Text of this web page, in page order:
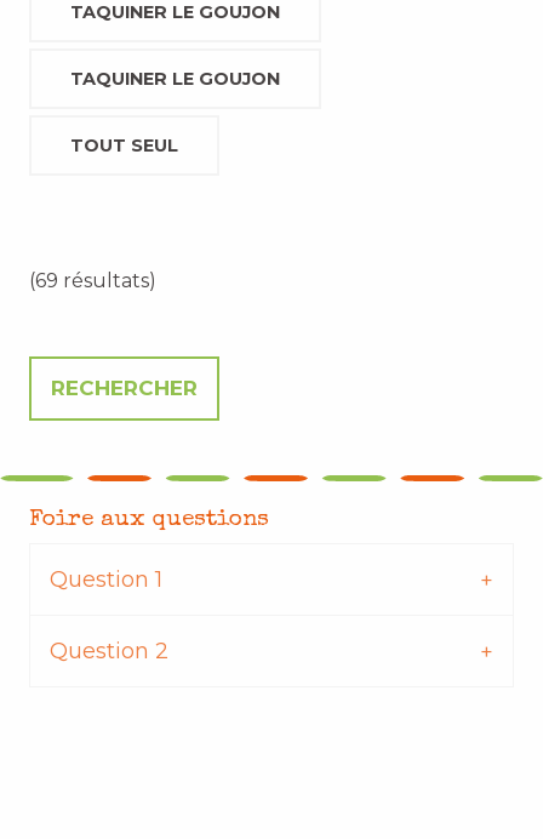
TAQUINER LE GOUJON
TAQUINER LE GOUJON
TOUT SEUL
(69 résultats)
Foire aux questions
Question 1
Question 2